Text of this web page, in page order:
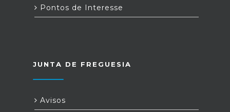
Pontos de Interesse
JUNTA DE FREGUESIA
Avisos